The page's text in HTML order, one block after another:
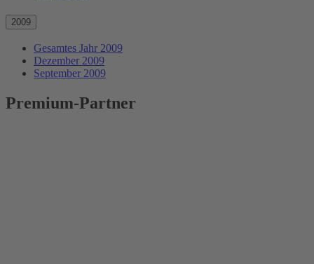
2009
Gesamtes Jahr 2009
Dezember 2009
September 2009
Premium-Partner